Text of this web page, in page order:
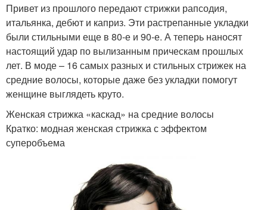
Привет из прошлого передают стрижки рапсодия,
итальянка, дебют и каприз. Эти растрепанные укладки
были стильными еще в 80-е и 90-е. А теперь наносят
настоящий удар по вылизанным прическам прошлых
лет. В моде – 16 самых разных и стильных стрижек на
средние волосы, которые даже без укладки помогут
женщине выглядеть круто.
Женская стрижка «каскад» на средние волосы
Кратко: модная женская стрижка с эффектом
суперобъема